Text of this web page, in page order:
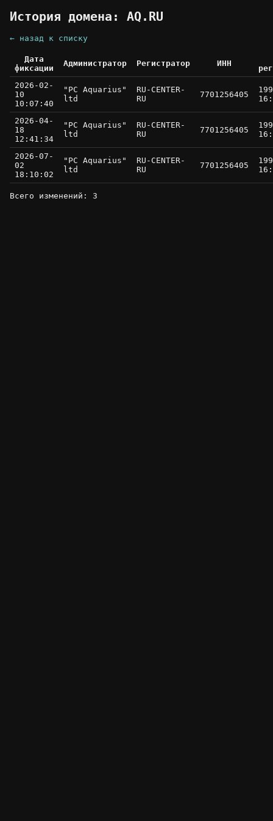
История домена: AQ.RU
← назад к списку
Дата
фиксации
Администратор Регистратор ИНН
2026-02-
10
10:07:40
"PC Aquarius"
ltd
RU-CENTER-
RU
7701256405
2026-04-
18
12:41:34
"PC Aquarius"
ltd
RU-CENTER-
RU
7701256405
2026-07-
02
18:10:02
"PC Aquarius"
ltd
RU-CENTER-
RU
7701256405
Всего изменений: 3